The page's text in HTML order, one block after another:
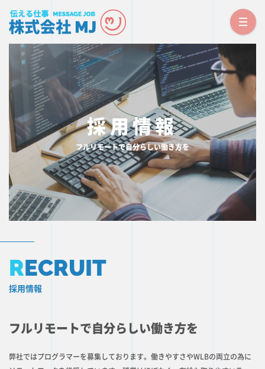
TOP PAGE
トップページ
NEWS
お知らせ
CORPORATE
会社概要
SERVICE
事業内容
RECRUIT
採用情報
CONTACT
採用情報
フルリモートで自分らしい働き方を
RECRUIT
採用情報
フルリモートで自分らしい働き方を
弊社ではプログラマーを募集しております。働きやすさやWLBの両立の為に